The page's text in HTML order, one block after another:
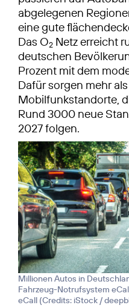
abgelegenen
eine gute
Das O2 Netz erreicht
deutschen
Prozent mit dem
Dafür sorgen mehr
Mobilfunkstandorte,
Rund 3000 neue
2027 folgen.
Millionen Autos in
Fahrzeug-Notrufsystem
eCall (Credits: iStock /